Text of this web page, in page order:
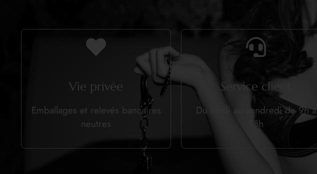
Vie privée
Emballages et relevés bancaires
neutres
Service client
Du lundi au vendredi de 9h à
18h